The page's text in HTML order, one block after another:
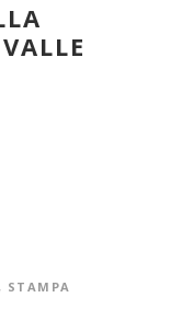
STAMPA